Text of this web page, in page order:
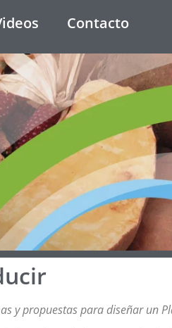
Contacto
y propuestas para diseñar un